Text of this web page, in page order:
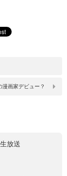
漫画家デビュー？
放送